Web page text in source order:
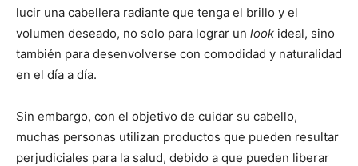
lucir una cabellera radiante que tenga el brillo y el
volumen deseado, no solo para lograr un look ideal, sino
también para desenvolverse con comodidad y naturalidad
en el día a día.
Sin embargo, con el objetivo de cuidar su cabello,
muchas personas utilizan productos que pueden resultar
perjudiciales para la salud, debido a que pueden liberar